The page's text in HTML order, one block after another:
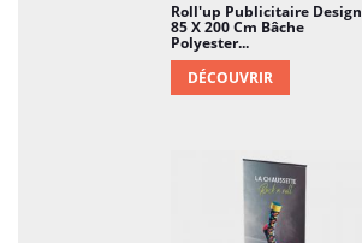
Roll'up Publicitaire Design
85 X 200 Cm Bâche
Polyester...
DÉCOUVRIR